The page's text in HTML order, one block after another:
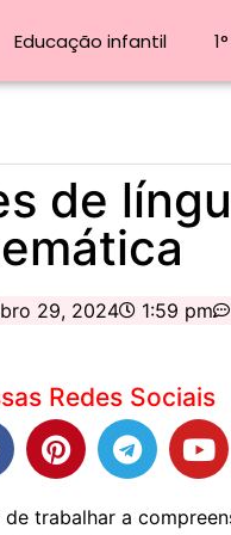
Educação infantil
de
29, 2024 1:59 pm
Redes Sociais
trabalhar a